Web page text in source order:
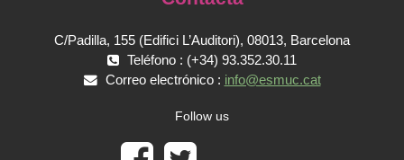
C/Padilla, 155 (Edifici L’Auditori), 08013, Barcelona
Teléfono : (+34) 93.352.30.11
Correo electrónico : info@esmuc.cat
Follow us